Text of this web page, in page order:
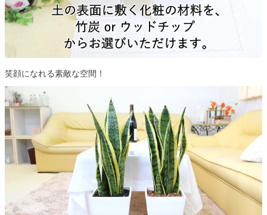
笑顔になれる素敵な空間！